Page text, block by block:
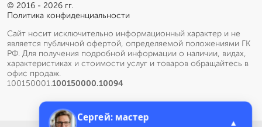
© 2016 - 2026 гг.
Политика конфиденциальности
Сайт носит исключительно информационный характер и не
является публичной офертой, определяемой положениями ГК
РФ. Для получения подробной информации о наличии, видах,
характеристиках и стоимости услуг и товаров обращайтесь в
офис продаж.
100150001.100150000.10094